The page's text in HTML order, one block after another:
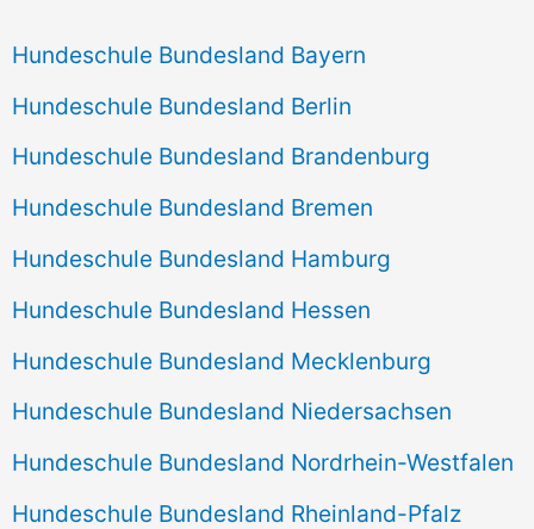
Hundeschule Bundesland Bayern
Hundeschule Bundesland Berlin
Hundeschule Bundesland Brandenburg
Hundeschule Bundesland Bremen
Hundeschule Bundesland Hamburg
Hundeschule Bundesland Hessen
Hundeschule Bundesland Mecklenburg
Hundeschule Bundesland Niedersachsen
Hundeschule Bundesland Nordrhein-Westfalen
Hundeschule Bundesland Rheinland-Pfalz